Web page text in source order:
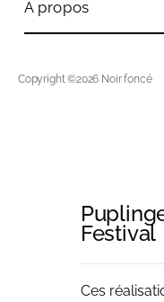
À propos
Copyright ©2026 Noir foncé
Festival
Ces